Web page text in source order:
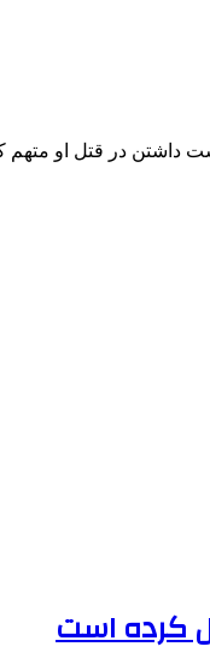
در قتل او متهم
کرده است